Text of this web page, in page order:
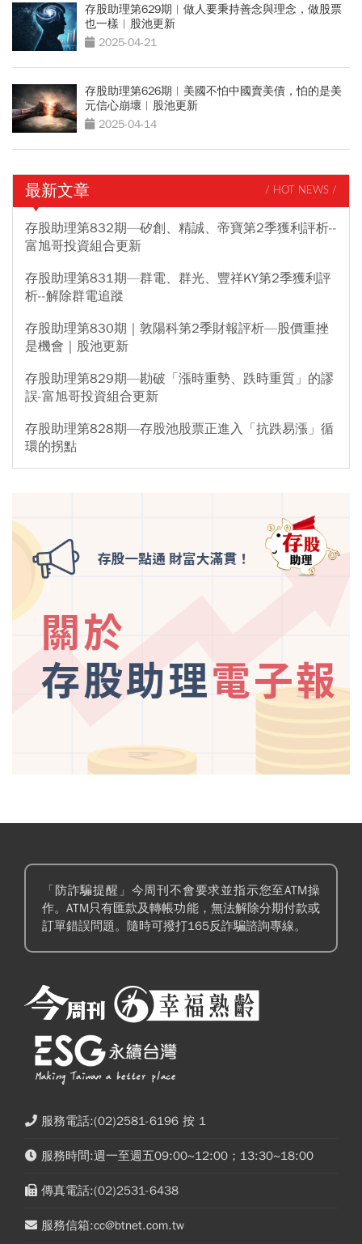
存股助理第629期︱做人要秉持善念與理念，做股票
也一樣︱股池更新
2025-04-21
存股助理第626期︱美國不怕中國賣美債，怕的是美
元信心崩壞︱股池更新
2025-04-14
最新文章 / HOT NEWS /
存股助理第832期—矽創、精誠、帝寶第2季獲利評析--
富旭哥投資組合更新
存股助理第831期—群電、群光、豐祥KY第2季獲利評
析--解除群電追蹤
存股助理第830期｜敦陽科第2季財報評析—股價重挫
是機會｜股池更新
存股助理第829期—勘破「漲時重勢、跌時重質」的謬
誤-富旭哥投資組合更新
存股助理第828期—存股池股票正進入「抗跌易漲」循
環的拐點
「防詐騙提醒」今周刊不會要求並指示您至ATM操
作。ATM只有匯款及轉帳功能，無法解除分期付款或
訂單錯誤問題。隨時可撥打165反詐騙諮詢專線。
服務電話:(02)2581-6196 按 1
服務時間:週一至週五09:00~12:00；13:30~18:00
傳真電話:(02)2531-6438
服務信箱:cc@btnet.com.tw